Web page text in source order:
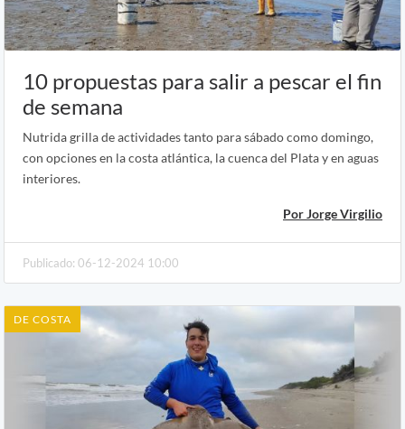
10 propuestas para salir a pescar el fin
de semana
Nutrida grilla de actividades tanto para sábado como domingo,
con opciones en la costa atlántica, la cuenca del Plata y en aguas
interiores.
Por Jorge Virgilio
Publicado: 06-12-2024 10:00
DE COSTA